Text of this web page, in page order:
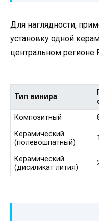
Для наглядности,
установку одной
центральном регионе
Тип винира
Композитный
Керамический
(полевошпатный)
Керамический
(дисиликат лития)